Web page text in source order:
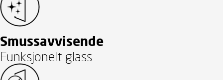
Smussavvisende
Funksjonelt glass